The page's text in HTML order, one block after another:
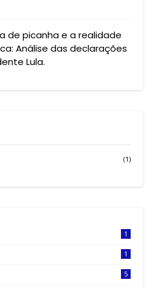
de picanha e a realidade
Análise das declarações
Lula.
(1)
1
1
5